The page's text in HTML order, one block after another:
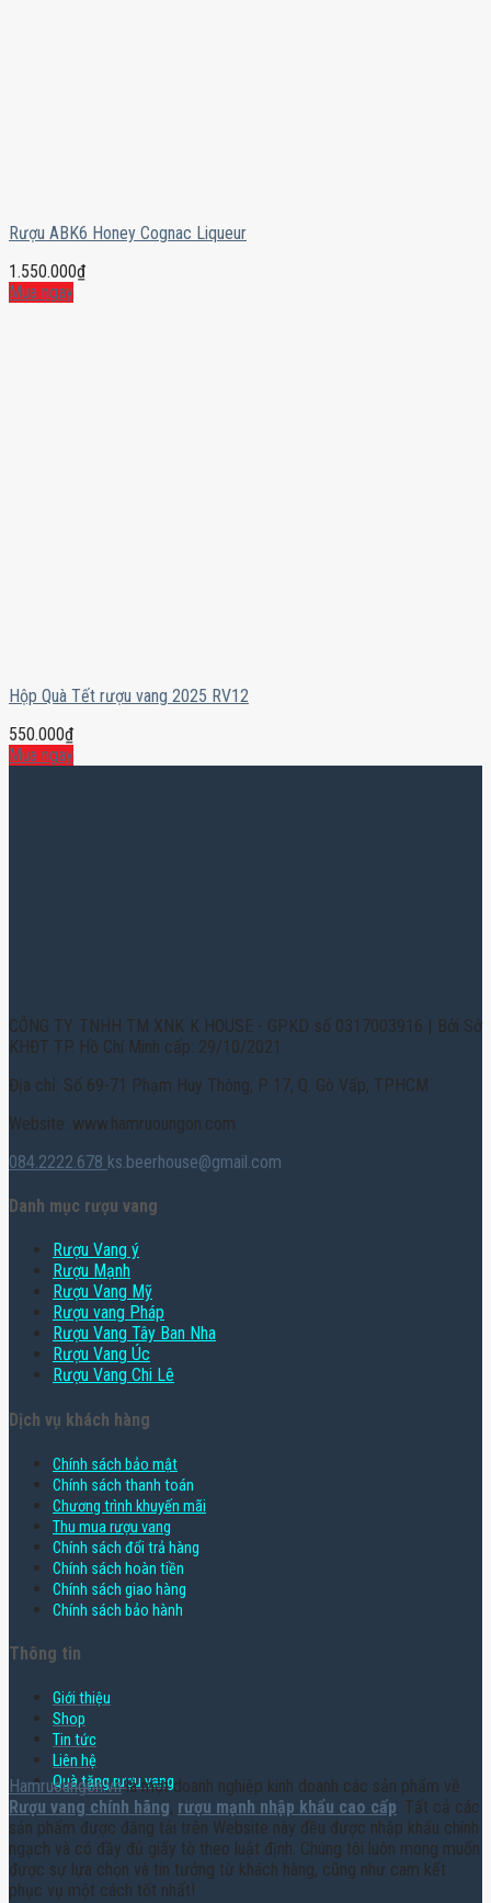
Rượu ABK6 Honey Cognac Liqueur
1.550.000₫
Mua ngay
Hộp Quà Tết rượu vang 2025 RV12
550.000₫
Mua ngay
CÔNG TY TNHH TM XNK K HOUSE - GPKD số 0317003916 | Bởi Sở
KHĐT TP. Hồ Chí Minh cấp: 29/10/2021
Địa chỉ: Số 69-71 Phạm Huy Thông, P. 17, Q. Gò Vấp, TPHCM
Website: www.hamruoungon.com
084.2222.678 ks.beerhouse@gmail.com
Danh mục rượu vang
Rượu Vang ý
Rượu Mạnh
Rượu Vang Mỹ
Rượu vang Pháp
Rượu Vang Tây Ban Nha
Rượu Vang Úc
Rượu Vang Chi Lê
Dịch vụ khách hàng
Chính sách bảo mật
Chính sách thanh toán
Chương trình khuyến mãi
Thu mua rượu vang
Chính sách đổi trả hàng
Chính sách hoàn tiền
Chính sách giao hàng
Chính sách bảo hành
Thông tin
Giới thiệu
Shop
Tin tức
Liên hệ
Quà tặng rượu vang
Hamruoungon.vnlà một doanh nghiệp kinh doanh các sản phẩm về
Rượu vang chính hãng, rượu mạnh nhập khẩu cao cấp. Tất cả các
sản phẩm được đăng tải trên Website này đều được nhập khẩu chính
ngạch và có đầy đủ giấy tờ theo luật định. Chúng tôi luôn mong muốn
được sự lựa chọn và tin tưởng từ khách hàng, cũng như cam kết
phục vụ một cách tốt nhất!